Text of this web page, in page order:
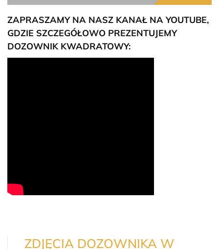
ZAPRASZAMY NA NASZ KANAŁ NA YOUTUBE,
GDZIE SZCZEGÓŁOWO PREZENTUJEMY
DOZOWNIK KWADRATOWY:
ZDJĘCIA DOZOWNIKA W